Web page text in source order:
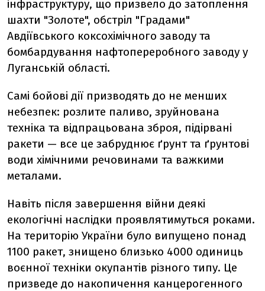
інфраструктуру, що призвело до затоплення
шахти "Золоте", обстріл "Градами"
Авдіївського коксохімічного заводу та
бомбардування нафтопереробного заводу у
Луганській області.
Самі бойові дії призводять до не менших
небезпек: розлите паливо, зруйнована
техніка та відпрацьована зброя, підірвані
ракети — все це забруднює ґрунт та ґрунтові
води хімічними речовинами та важкими
металами.
Навіть після завершення війни деякі
екологічні наслідки проявлятимуться роками.
На територію України було випущено понад
1100 ракет, знищено близько 4000 одиниць
воєнної техніки окупантів різного типу. Це
призведе до накопичення канцерогенного